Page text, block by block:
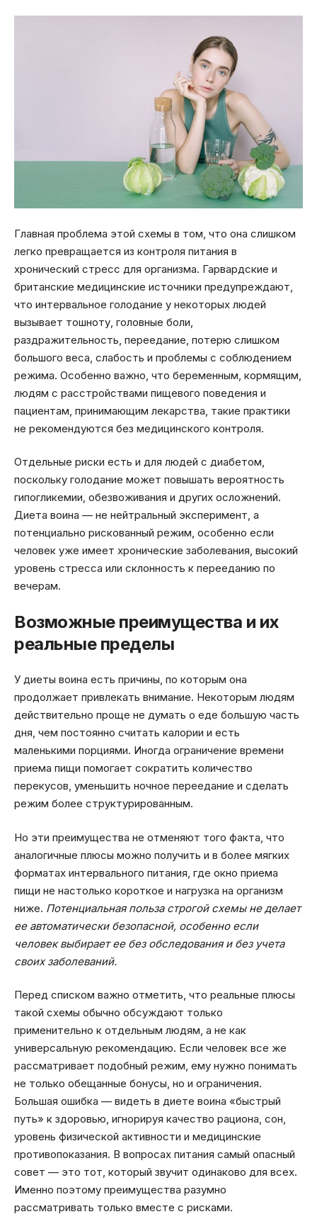
Главная проблема этой схемы в том, что она слишком
легко превращается из контроля питания в
хронический стресс для организма. Гарвардские и
британские медицинские источники предупреждают,
что интервальное голодание у некоторых людей
вызывает тошноту, головные боли,
раздражительность, переедание, потерю слишком
большого веса, слабость и проблемы с соблюдением
режима. Особенно важно, что беременным, кормящим,
людям с расстройствами пищевого поведения и
пациентам, принимающим лекарства, такие практики
не рекомендуются без медицинского контроля.
Отдельные риски есть и для людей с диабетом,
поскольку голодание может повышать вероятность
гипогликемии, обезвоживания и других осложнений.
Диета воина — не нейтральный эксперимент, а
потенциально рискованный режим, особенно если
человек уже имеет хронические заболевания, высокий
уровень стресса или склонность к перееданию по
вечерам.
Возможные преимущества и их
реальные пределы
У диеты воина есть причины, по которым она
продолжает привлекать внимание. Некоторым людям
действительно проще не думать о еде большую часть
дня, чем постоянно считать калории и есть
маленькими порциями. Иногда ограничение времени
приема пищи помогает сократить количество
перекусов, уменьшить ночное переедание и сделать
режим более структурированным.
Но эти преимущества не отменяют того факта, что
аналогичные плюсы можно получить и в более мягких
форматах интервального питания, где окно приема
пищи не настолько короткое и нагрузка на организм
ниже. Потенциальная польза строгой схемы не делает
ее автоматически безопасной, особенно если
человек выбирает ее без обследования и без учета
своих заболеваний.
Перед списком важно отметить, что реальные плюсы
такой схемы обычно обсуждают только
применительно к отдельным людям, а не как
универсальную рекомендацию. Если человек все же
рассматривает подобный режим, ему нужно понимать
не только обещанные бонусы, но и ограничения.
Большая ошибка — видеть в диете воина «быстрый
путь» к здоровью, игнорируя качество рациона, сон,
уровень физической активности и медицинские
противопоказания. В вопросах питания самый опасный
совет — это тот, который звучит одинаково для всех.
Именно поэтому преимущества разумно
рассматривать только вместе с рисками.